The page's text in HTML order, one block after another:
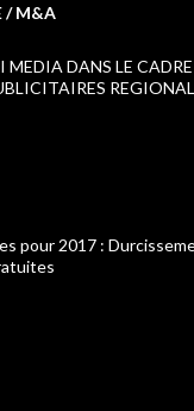
/ M&A
DANS LE
pour 2017 :